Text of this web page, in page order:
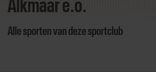
Alkmaar e.o.
Alle sporten van deze sportclub